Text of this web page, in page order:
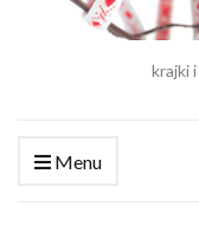
krajki
Menu